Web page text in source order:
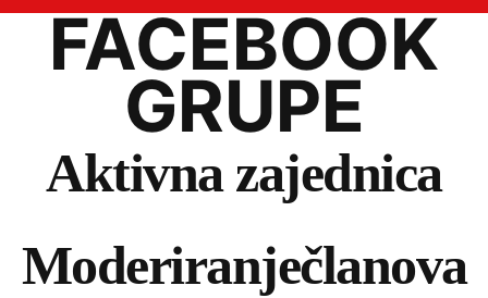
FACEBOOK
GRUPE
Aktivnazajednica
Moderiranječlanova